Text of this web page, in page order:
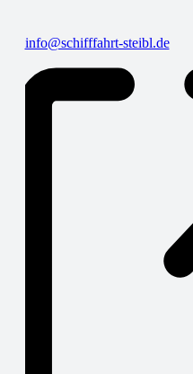
info@schifffahrt-steibl.de